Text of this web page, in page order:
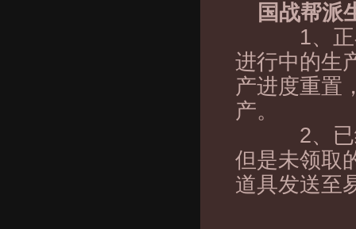
国战帮派
1、正在
进行中的生
产进度重置
产。
2、已经
但是未领取
道具发送至